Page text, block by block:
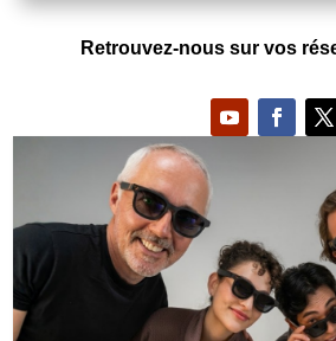
Retrouvez-nous sur vos